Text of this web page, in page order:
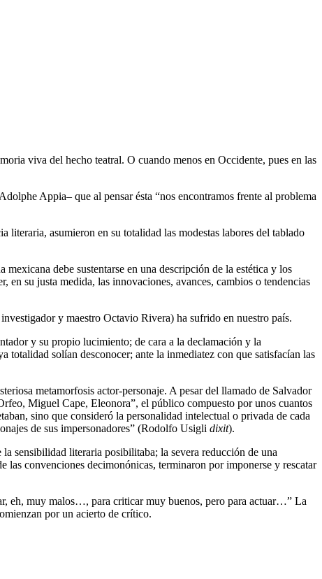
viva del hecho teatral. O cuando menos en Occidente, pues en las
Appia– que al pensar ésta “nos encontramos frente al problema
literaria, asumieron en su totalidad las modestas labores del tablado
debe sustentarse en una descripción de la estética y los
en su justa medida, las innovaciones, avances, cambios o tendencias
y maestro Octavio Rivera) ha sufrido en nuestro país.
y su propio lucimiento; de cara a la declamación y la
totalidad solían desconocer; ante la inmediatez con que satisfacían las
metamorfosis actor-personaje. A pesar del llamado de Salvador
Miguel Cape, Eleonora”, el público compuesto por unos cuantos
sino que consideró la personalidad intelectual o privada de cada
de sus impersonadores” (Rodolfo Usigli dixit).
sensibilidad literaria posibilitaba; la severa reducción de una
las convenciones decimonónicas, terminaron por imponerse y rescatar
eh, muy malos…, para criticar muy buenos, pero para actuar…” La
por un acierto de crítico.